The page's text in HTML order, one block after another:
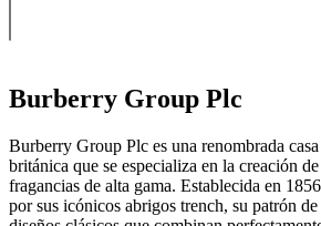
Burberry Group Plc
Burberry Group Plc es una renombrada
británica que se especializa en la creación
fragancias de alta gama. Establecida en
por sus icónicos abrigos trench, su patrón